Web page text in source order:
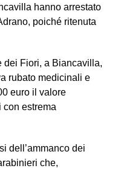
hanno arrestato
poiché ritenuta
dei Fiori, a Biancavilla,
rubato medicinali e
euro il valore
estrema
dell’ammanco dei
che,